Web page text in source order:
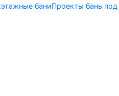
баниПроекты бань под